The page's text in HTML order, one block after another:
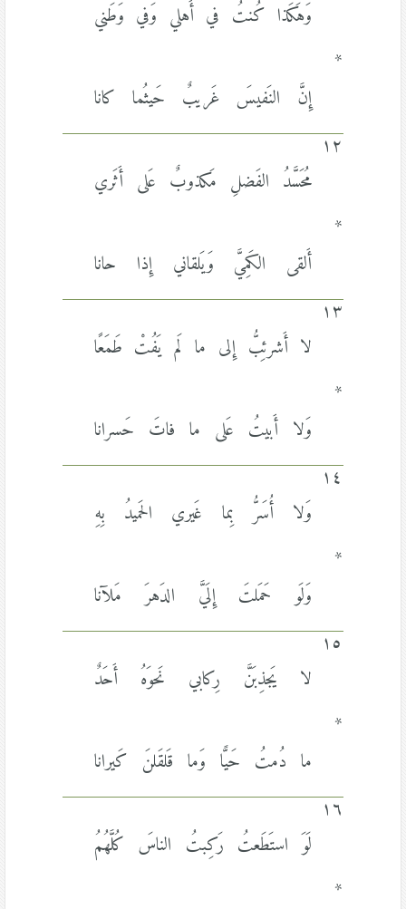
وَهَكَذا كُنتُ في أَهلي وَفي وَطَني
*
إِنَّ النَفيسَ غَريبٌ حَيثُما كانا
١٢
مُحَسَّدُ الفَضلِ مَكذوبٌ عَلى أَثَري
*
أَلقى الكَمِيَّ وَيَلقاني إِذا حانا
١٣
لا أَشرئِبُّ إِلى ما لَم يَفُتْ طَمَعًا
*
وَلا أَبيتُ عَلى ما فاتَ حَسرانا
١٤
وَلا أُسَرُّ بِما غَيري الحَميدُ بِهِ
*
وَلَو حَمَلتَ إِلَيَّ الدَهرَ مَلآنا
١٥
لا يَجذِبَنَّ رِكابي نَحوَهُ أَحَدٌ
*
ما دُمتُ حَيًّا وَما قَلقَلنَ كَيرانا
١٦
لَوَ استَطَعتُ رَكِبتُ الناسَ كُلَّهُمُ
*